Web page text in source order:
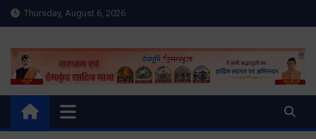
Skip
to
Thursday, August 6, 2026
Meru Raibar | Uttarakhand
News | Uttarkashi News
meruraibar.com